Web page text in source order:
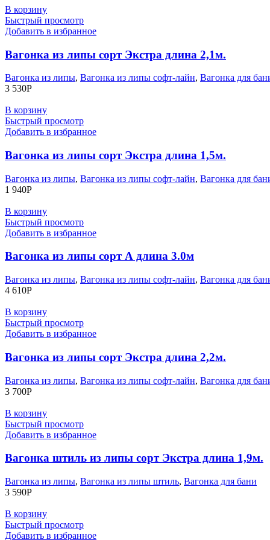
В корзину
Быстрый просмотр
Добавить в избранное
Вагонка из липы сорт Экстра длина 2,1м.
Вагонка из липы, Вагонка из липы софт-лайн, Вагонка для
3 530Р
В корзину
Быстрый просмотр
Добавить в избранное
Вагонка из липы сорт Экстра длина 1,5м.
Вагонка из липы, Вагонка из липы софт-лайн, Вагонка для
1 940Р
В корзину
Быстрый просмотр
Добавить в избранное
Вагонка из липы сорт А длина 3.0м
Вагонка из липы, Вагонка из липы софт-лайн, Вагонка для
4 610Р
В корзину
Быстрый просмотр
Добавить в избранное
Вагонка из липы сорт Экстра длина 2,2м.
Вагонка из липы, Вагонка из липы софт-лайн, Вагонка для
3 700Р
В корзину
Быстрый просмотр
Добавить в избранное
Вагонка штиль из липы сорт Экстра длина 1,9м.
Вагонка из липы, Вагонка из липы штиль, Вагонка для бани
3 590Р
В корзину
Быстрый просмотр
Добавить в избранное